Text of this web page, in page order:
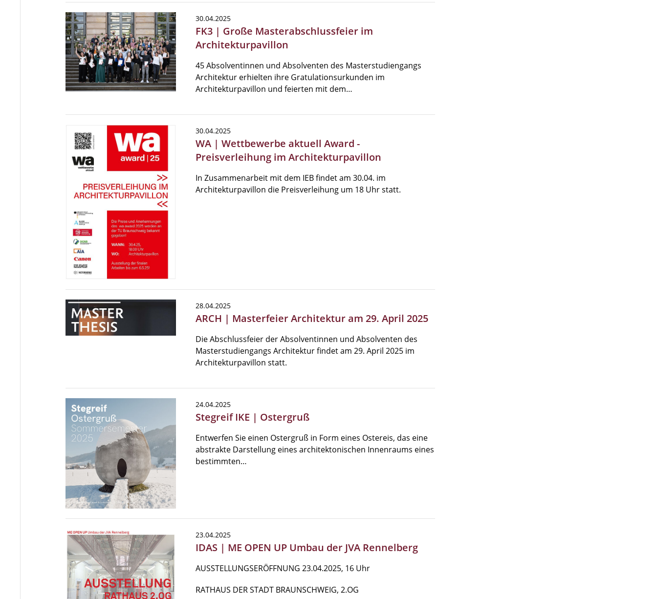
30.04.2025
FK3 | Große Masterabschlussfeier im
Architekturpavillon
45 Absolventinnen und Absolventen des Masterstudiengangs
Architektur erhielten ihre Gratulationsurkunden im
Architekturpavillon und feierten mit dem…
30.04.2025
WA | Wettbewerbe aktuell Award -
Preisverleihung im Architekturpavillon
In Zusammenarbeit mit dem IEB findet am 30.04. im
Architekturpavillon die Preisverleihung um 18 Uhr statt.
28.04.2025
ARCH | Masterfeier Architektur am 29. April 2025
Die Abschlussfeier der Absolventinnen und Absolventen des
Masterstudiengangs Architektur findet am 29. April 2025 im
Architekturpavillon statt.
24.04.2025
Stegreif IKE | Ostergruß
Entwerfen Sie einen Ostergruß in Form eines Ostereis, das eine
abstrakte Darstellung eines architektonischen Innenraums eines
bestimmten…
23.04.2025
IDAS | ME OPEN UP Umbau der JVA Rennelberg
AUSSTELLUNGSERÖFFNUNG 23.04.2025, 16 Uhr
RATHAUS DER STADT BRAUNSCHWEIG, 2.OG